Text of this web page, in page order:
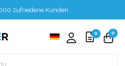
zufriedene Kunden
0 0